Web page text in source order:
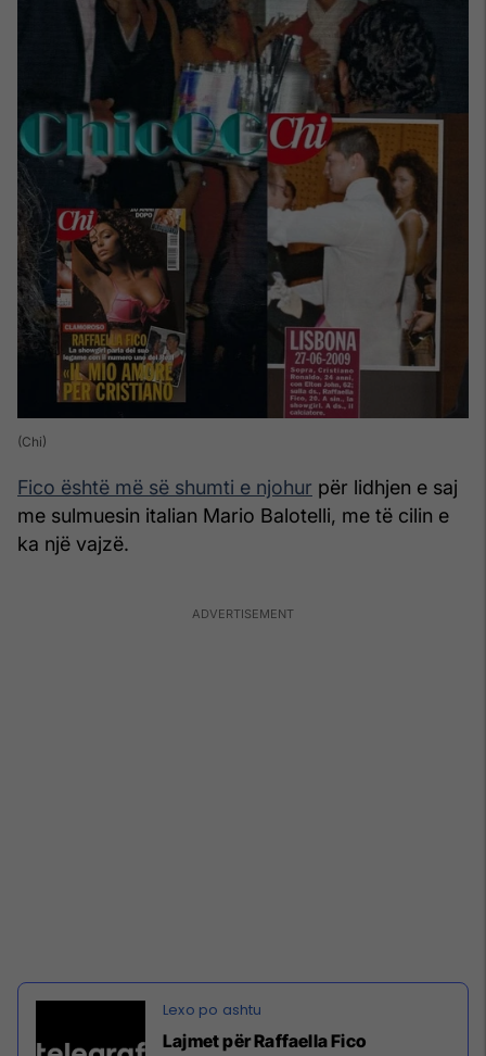
(Chi)
Fico është më së shumti e njohur për lidhjen e saj
me sulmuesin italian Mario Balotelli, me të cilin e
ka një vajzë.
Lajmet për Raffaella Fico